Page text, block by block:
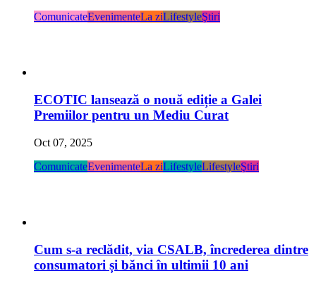
ComunicateEvenimenteLa ziLifestyleŞtiri
ECOTIC lansează o nouă ediție a Galei
Premiilor pentru un Mediu Curat
Oct 07, 2025
ComunicateEvenimenteLa ziLifestyleLifestyleŞtiri
Cum s-a reclădit, via CSALB, încrederea dintre
consumatori și bănci în ultimii 10 ani